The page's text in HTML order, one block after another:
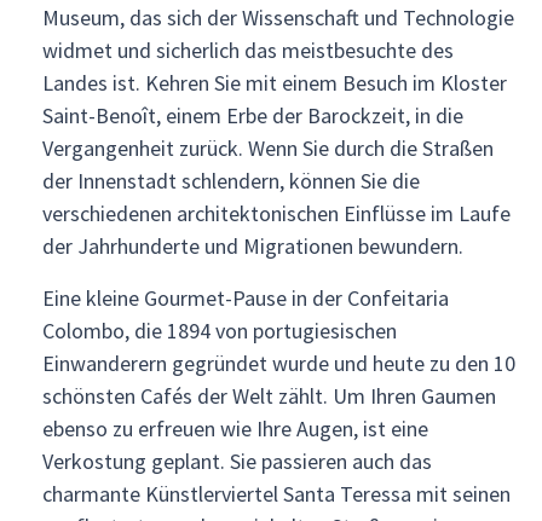
Museum, das sich der Wissenschaft und Technologie
widmet und sicherlich das meistbesuchte des
Landes ist. Kehren Sie mit einem Besuch im Kloster
Saint-Benoît, einem Erbe der Barockzeit, in die
Vergangenheit zurück. Wenn Sie durch die Straßen
der Innenstadt schlendern, können Sie die
verschiedenen architektonischen Einflüsse im Laufe
der Jahrhunderte und Migrationen bewundern.
Eine kleine Gourmet-Pause in der Confeitaria
Colombo, die 1894 von portugiesischen
Einwanderern gegründet wurde und heute zu den 10
schönsten Cafés der Welt zählt. Um Ihren Gaumen
ebenso zu erfreuen wie Ihre Augen, ist eine
Verkostung geplant. Sie passieren auch das
charmante Künstlerviertel Santa Teressa mit seinen